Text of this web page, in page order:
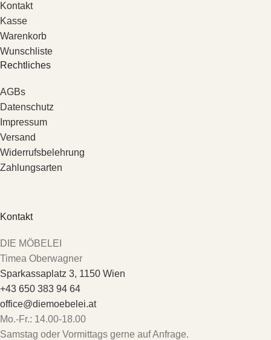
Kontakt
Kasse
Warenkorb
Wunschliste
Rechtliches
AGBs
Datenschutz
Impressum
Versand
Widerrufsbelehrung
Zahlungsarten
Kontakt
DIE MÖBELEI
Timea Oberwagner
Sparkassaplatz 3, 1150 Wien
+43 650 383 94 64
office@diemoebelei.at
Mo.-Fr.: 14.00-18.00
Samstag oder Vormittags gerne auf Anfrage.